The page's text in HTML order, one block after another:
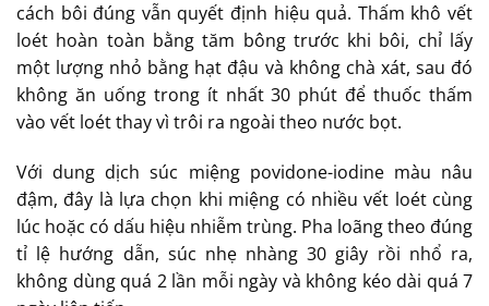
cách bôi đúng vẫn quyết định hiệu quả. Thấm khô vết
loét hoàn toàn bằng tăm bông trước khi bôi, chỉ lấy
một lượng nhỏ bằng hạt đậu và không chà xát, sau đó
không ăn uống trong ít nhất 30 phút để thuốc thấm
vào vết loét thay vì trôi ra ngoài theo nước bọt.
Với dung dịch súc miệng povidone-iodine màu nâu
đậm, đây là lựa chọn khi miệng có nhiều vết loét cùng
lúc hoặc có dấu hiệu nhiễm trùng. Pha loãng theo đúng
tỉ lệ hướng dẫn, súc nhẹ nhàng 30 giây rồi nhổ ra,
không dùng quá 2 lần mỗi ngày và không kéo dài quá 7